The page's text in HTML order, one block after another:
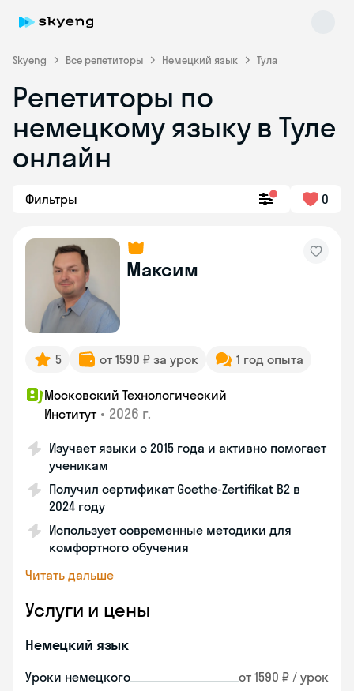
Skyeng Все репетиторы Немецкий язык Тула
Репетиторы по
немецкому языку в Туле
онлайн
Фильтры 0
Максим
5 от 1590 ₽ за урок 1 год опыта
Московский Технологический
Институт • 2026 г.
Изучает языки с 2015 года и активно помогает
ученикам
Получил сертификат Goethe-Zertifikat B2 в
2024 году
Использует современные методики для
комфортного обучения
Читать дальше
Услуги и цены
Немецкий язык
Уроки немецкого от 1590 ₽ / урок
Skyeng Chat